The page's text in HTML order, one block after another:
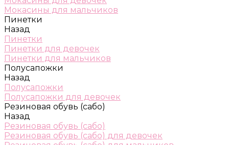
Мокасины для мальчиков
Пинетки
Назад
Пинетки
Пинетки для девочек
Пинетки для мальчиков
Полусапожки
Назад
Полусапожки
Полусапожки для девочек
Резиновая обувь (сабо)
Назад
Резиновая обувь (сабо)
Резиновая обувь (сабо) для девочек